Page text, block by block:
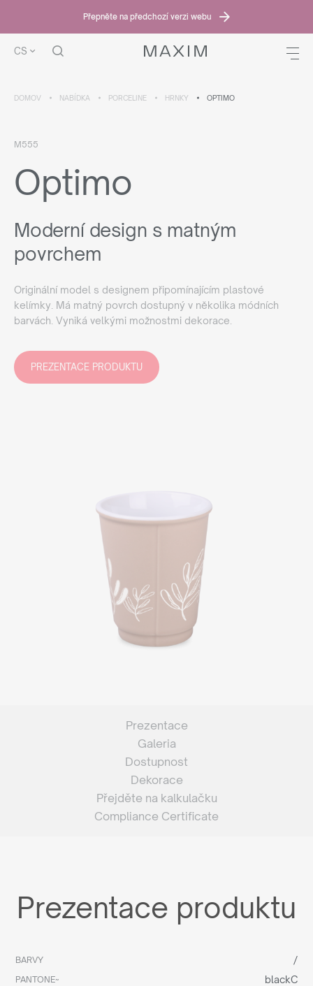
Přepněte na předchozí verzi webu
CS
DOMOV NABÍDKA PORCELINE HRNKY OPTIMO
M555
Optimo
Moderní design s matným
povrchem
Originální model s designem připomínajícím plastové
kelímky. Má matný povrch dostupný v několika módních
barvách. Vyniká velkými možnostmi dekorace.
PREZENTACE PRODUKTU
Prezentace
Galeria
Dostupnost
Dekorace
Přejděte na kalkulačku
Compliance Certificate
Prezentace produktu
BARVY /
PANTONE~ blackC